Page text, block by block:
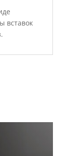
вставок